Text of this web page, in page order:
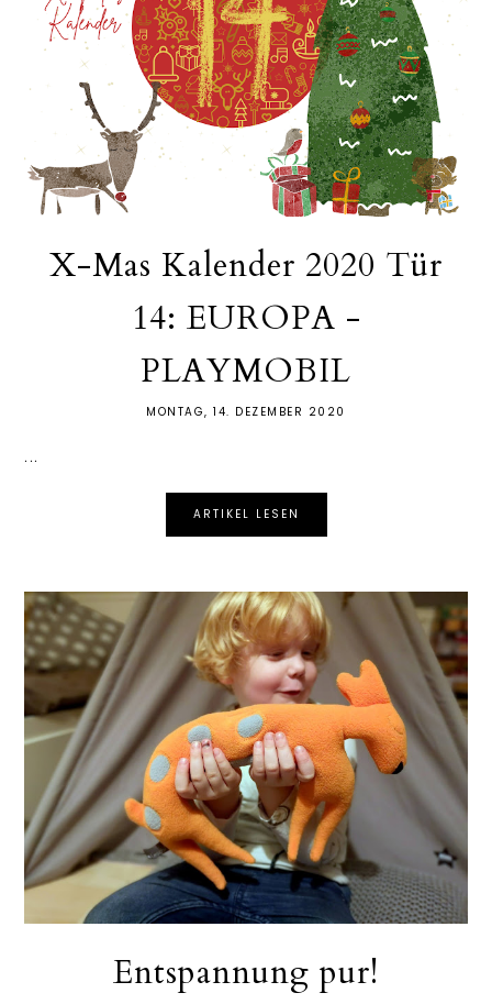
X-Mas Kalender 2020 Tür
14: EUROPA -
PLAYMOBIL
MONTAG, 14. DEZEMBER 2020
...
ARTIKEL LESEN
Entspannung pur!